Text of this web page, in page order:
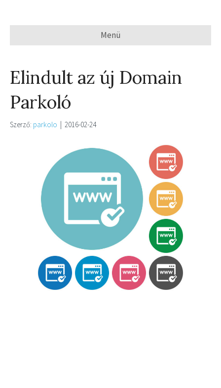
Menü
Elindult az új Domain
Parkoló
Szerző: parkolo | 2016-02-24